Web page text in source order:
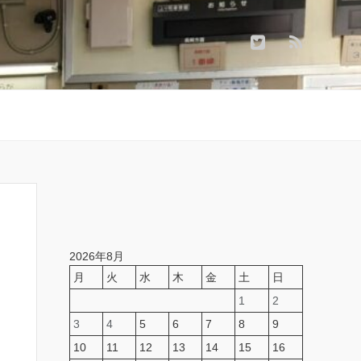
2026年8月
月
火 水 木 金 土
日
1
2
3
4 5 6 7 8
9
10
11 12 13 14 15 16